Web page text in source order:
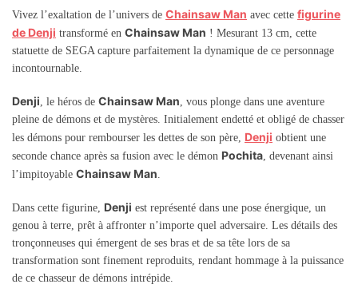
Vivez l’exaltation de l’univers de Chainsaw Man avec cette figurine
de Denji transformé en Chainsaw Man ! Mesurant 13 cm, cette
statuette de SEGA capture parfaitement la dynamique de ce personnage
incontournable.
Denji, le héros de Chainsaw Man, vous plonge dans une aventure
pleine de démons et de mystères. Initialement endetté et obligé de chasser
les démons pour rembourser les dettes de son père, Denji obtient une
seconde chance après sa fusion avec le démon Pochita, devenant ainsi
l’impitoyable Chainsaw Man.
Dans cette figurine, Denji est représenté dans une pose énergique, un
genou à terre, prêt à affronter n’importe quel adversaire. Les détails des
tronçonneuses qui émergent de ses bras et de sa tête lors de sa
transformation sont finement reproduits, rendant hommage à la puissance
de ce chasseur de démons intrépide.